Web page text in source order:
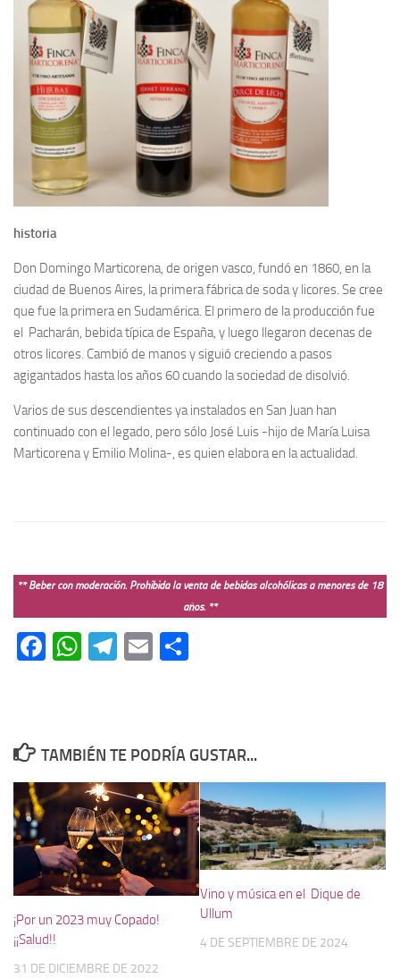
historia
Don Domingo Marticorena, de origen vasco, fundó en 1860, en la
ciudad de Buenos Aires, la primera fábrica de soda y licores. Se cree
que fue la primera en Sudamérica. El primero de la producción fue
el Pacharán, bebida típica de España, y luego llegaron decenas de
otros licores. Cambió de manos y siguió creciendo a pasos
agigantados hasta los años 60 cuando la sociedad de disolvió.
Varios de sus descendientes ya instalados en San Juan han
continuado con el legado, pero sólo José Luis -hijo de María Luisa
Marticorena y Emilio Molina-, es quien elabora en la actualidad.
** Beber con moderación. Prohibida la venta de bebidas alcohólicas a menores de 18
años. **
Facebook
WhatsApp
Telegram
Email
TAMBIÉN TE PODRÍA GUSTAR...
¡Por un 2023 muy Copado!
¡¡Salud!!
31 DE DICIEMBRE DE 2022
Vino y música en el Dique de
Ullum
4 DE SEPTIEMBRE DE 2024